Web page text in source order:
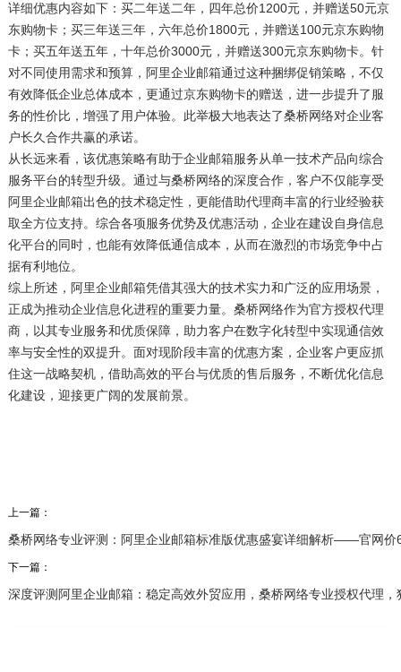
详细优惠内容如下：买二年送二年，四年总价1200元，并赠送50元京
东购物卡；买三年送三年，六年总价1800元，并赠送100元京东购物
卡；买五年送五年，十年总价3000元，并赠送300元京东购物卡。针
对不同使用需求和预算，阿里企业邮箱通过这种捆绑促销策略，不仅
有效降低企业总体成本，更通过京东购物卡的赠送，进一步提升了服
务的性价比，增强了用户体验。此举极大地表达了桑桥网络对企业客
户长久合作共赢的承诺。
从长远来看，该优惠策略有助于企业邮箱服务从单一技术产品向综合
服务平台的转型升级。通过与桑桥网络的深度合作，客户不仅能享受
阿里企业邮箱出色的技术稳定性，更能借助代理商丰富的行业经验获
取全方位支持。综合各项服务优势及优惠活动，企业在建设自身信息
化平台的同时，也能有效降低通信成本，从而在激烈的市场竞争中占
据有利地位。
综上所述，阿里企业邮箱凭借其强大的技术实力和广泛的应用场景，
正成为推动企业信息化进程的重要力量。桑桥网络作为官方授权代理
商，以其专业服务和优质保障，助力客户在数字化转型中实现通信效
率与安全性的双提升。面对现阶段丰富的优惠方案，企业客户更应抓
住这一战略契机，借助高效的平台与优质的售后服务，不断优化信息
化建设，迎接更广阔的发展前景。
上一篇：
桑桥网络专业评测：阿里企业邮箱标准版优惠盛宴详细解析——官网
下一篇：
深度评测阿里企业邮箱：稳定高效外贸应用，桑桥网络专业授权代理